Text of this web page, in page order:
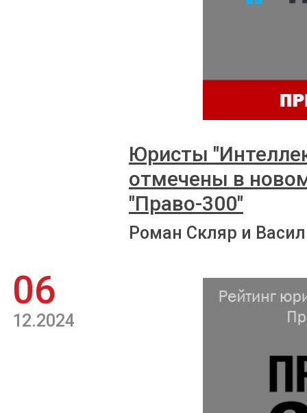
Юристы
отмечены в
"Право-300"
Роман Скляр и
06
12.2024